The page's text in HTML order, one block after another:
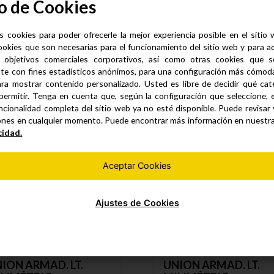
Productos similares
ARMAD. LT.
UNION ARMAD. LT.
de Cookies
cookies para poder ofrecerle la mejor experiencia posible en el sitio
que son necesarias para el funcionamiento del sitio web y para
objetivos comerciales corporativos, así como otras cookies que
con fines estadísticos anónimos, para una configuración más
mostrar contenido personalizado. Usted es libre de decidir qué
Tenga en cuenta que, según la configuración que seleccione,
completa del sitio web ya no esté disponible. Puede revisar
en cualquier momento. Puede encontrar más información en nuestra
Aceptar Cookies
Ajustes de Cookies